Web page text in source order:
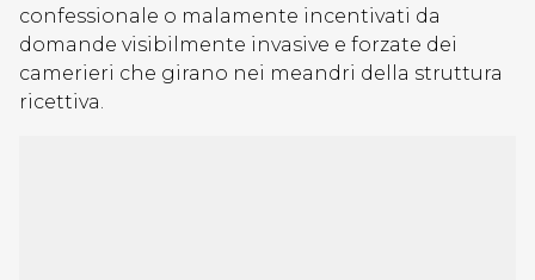
confessionale o malamente incentivati da
domande visibilmente invasive e forzate dei
camerieri che girano nei meandri della struttura
ricettiva.